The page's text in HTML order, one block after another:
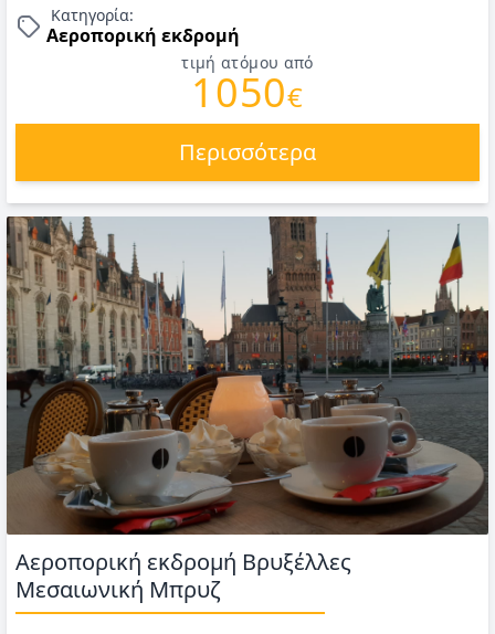
Κατηγορία:
Αεροπορική εκδρομή
τιμή ατόμου από
1050€
Περισσότερα
Αεροπορική εκδρομή Βρυξέλλες
Μεσαιωνική Μπρυζ